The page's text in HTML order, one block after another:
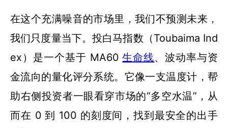
在这个充满噪音的市场里，我们不预测未来，
我们只度量当下。投白马指数（Toubaima Ind
ex）是一个基于 MA60生命线、波动率与资
金流向的量化评分系统。它像一支温度计，帮
助右侧投资者一眼看穿市场的“多空水温”，从
而在 0 到 100 的刻度间，找到最安全的出手